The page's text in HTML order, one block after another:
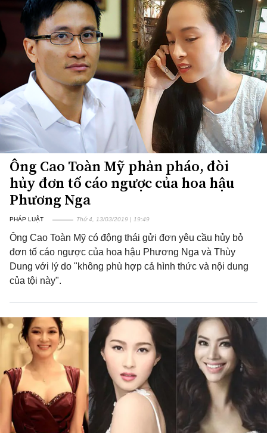
Ông Cao Toàn Mỹ phản pháo, đòi
hủy đơn tố cáo ngược của hoa hậu
Phương Nga
PHÁP LUẬT Thứ 4, 13/03/2019 | 19:49
Ông Cao Toàn Mỹ có động thái gửi đơn yêu cầu hủy bỏ
đơn tố cáo ngược của hoa hậu Phương Nga và Thùy
Dung với lý do "không phù hợp cả hình thức và nội dung
của tội này".